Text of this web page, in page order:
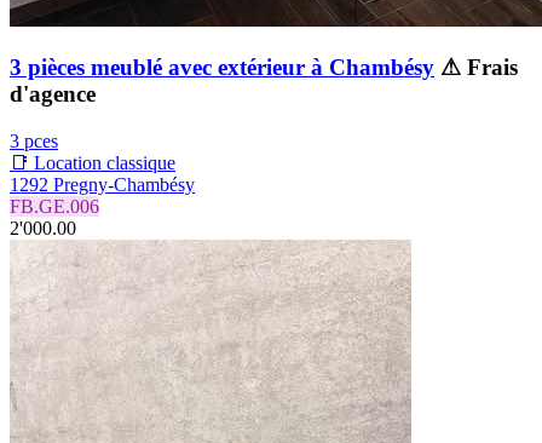
3 pièces meublé avec extérieur à Chambésy ⚠ Frais
d'agence
3 pces
📑 Location classique
1292 Pregny-Chambésy
FB.GE.006
2'000.00